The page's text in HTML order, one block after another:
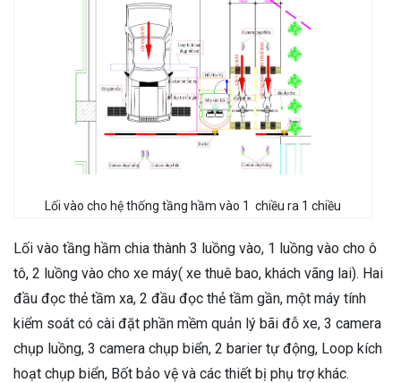
Lối vào cho hệ thống tầng hầm vào 1 chiều ra 1 chiều
Lối vào tầng hầm chia thành 3 luồng vào, 1 luồng vào cho ô
tô, 2 luồng vào cho xe máy( xe thuê bao, khách vãng lai). Hai
đầu đọc thẻ tầm xa, 2 đầu đọc thẻ tầm gần, một máy tính
kiểm soát có cài đặt phần mềm quản lý bãi đỗ xe, 3 camera
chụp luồng, 3 camera chụp biển, 2 barier tự động, Loop kích
hoạt chụp biển, Bốt bảo vệ và các thiết bị phụ trợ khác.